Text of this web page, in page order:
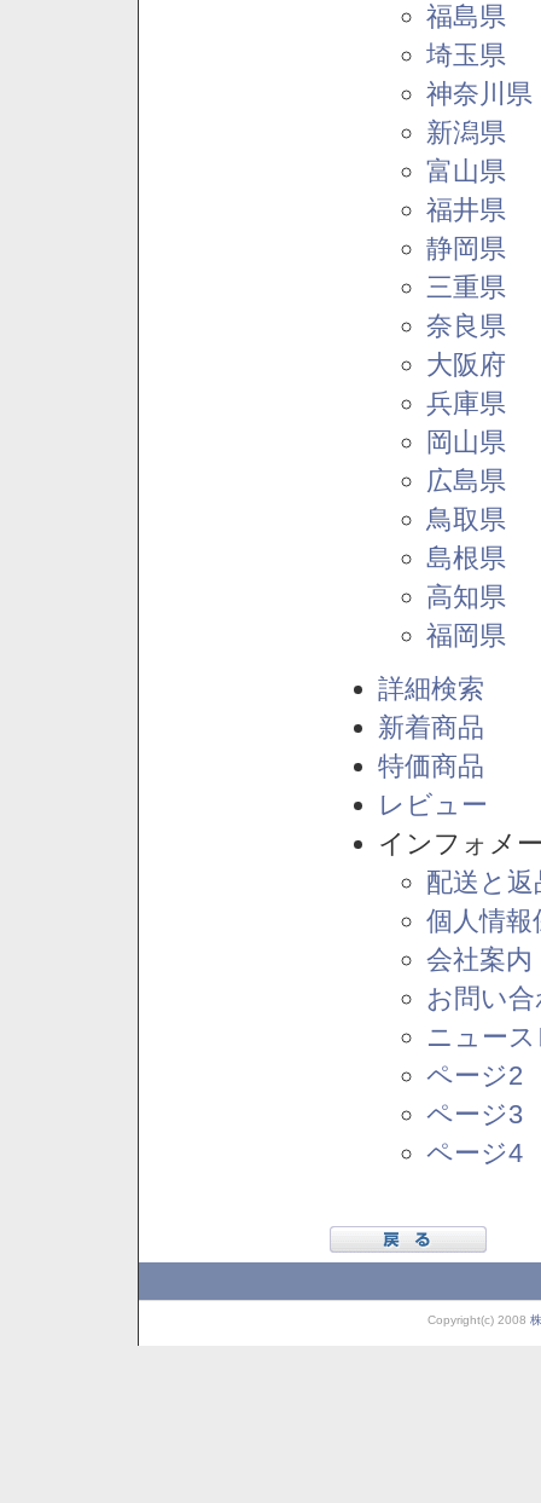
福島県
埼玉県
神奈川県
新潟県
富山県
福井県
静岡県
三重県
奈良県
大阪府
兵庫県
岡山県
広島県
鳥取県
島根県
高知県
福岡県
詳細検索
新着商品
特価商品
レビュー
インフォメ
配送と
個人情報
会社案内
お問い
ニュー
ページ2
ページ3
ページ4
Copyright(c) 2008